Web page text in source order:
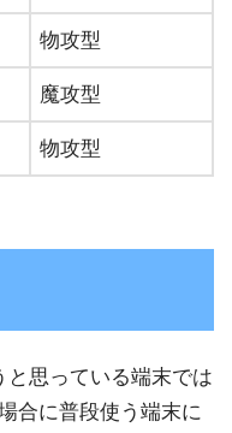
物攻型
魔攻型
物攻型
思っている端末では
合に普段使う端末に